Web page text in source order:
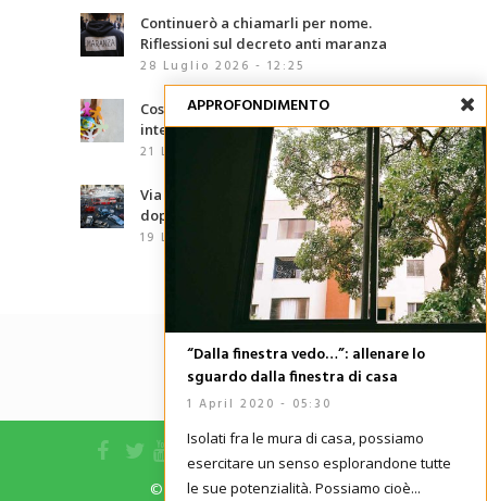
Continuerò a chiamarli per nome.
Riflessioni sul decreto anti maranza
28 Luglio 2026 - 12:25
Cosa sono le competenze
interculturali?
21 Luglio 2026 - 07:00
Via d’Amelio, trentaquattro anni
dopo: le mafie che abbiamo davanti
19 Luglio 2026 - 06:02
APPROFONDIMENTO
“Dalla finestra vedo…”: allenare lo
sguardo dalla finestra di casa
1 April 2020 - 05:30
Isolati fra le mura di casa, possiamo
esercitare un senso esplorandone tutte
le sue potenzialità. Possiamo cioè...
© 2015 edizioni la meridiana